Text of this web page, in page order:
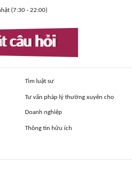
(7:30 - 22:00)
câu hỏi
Tìm luật sư
Tư vấn pháp lý thường xuyên cho
Doanh nghiệp
Thông tin hữu ích